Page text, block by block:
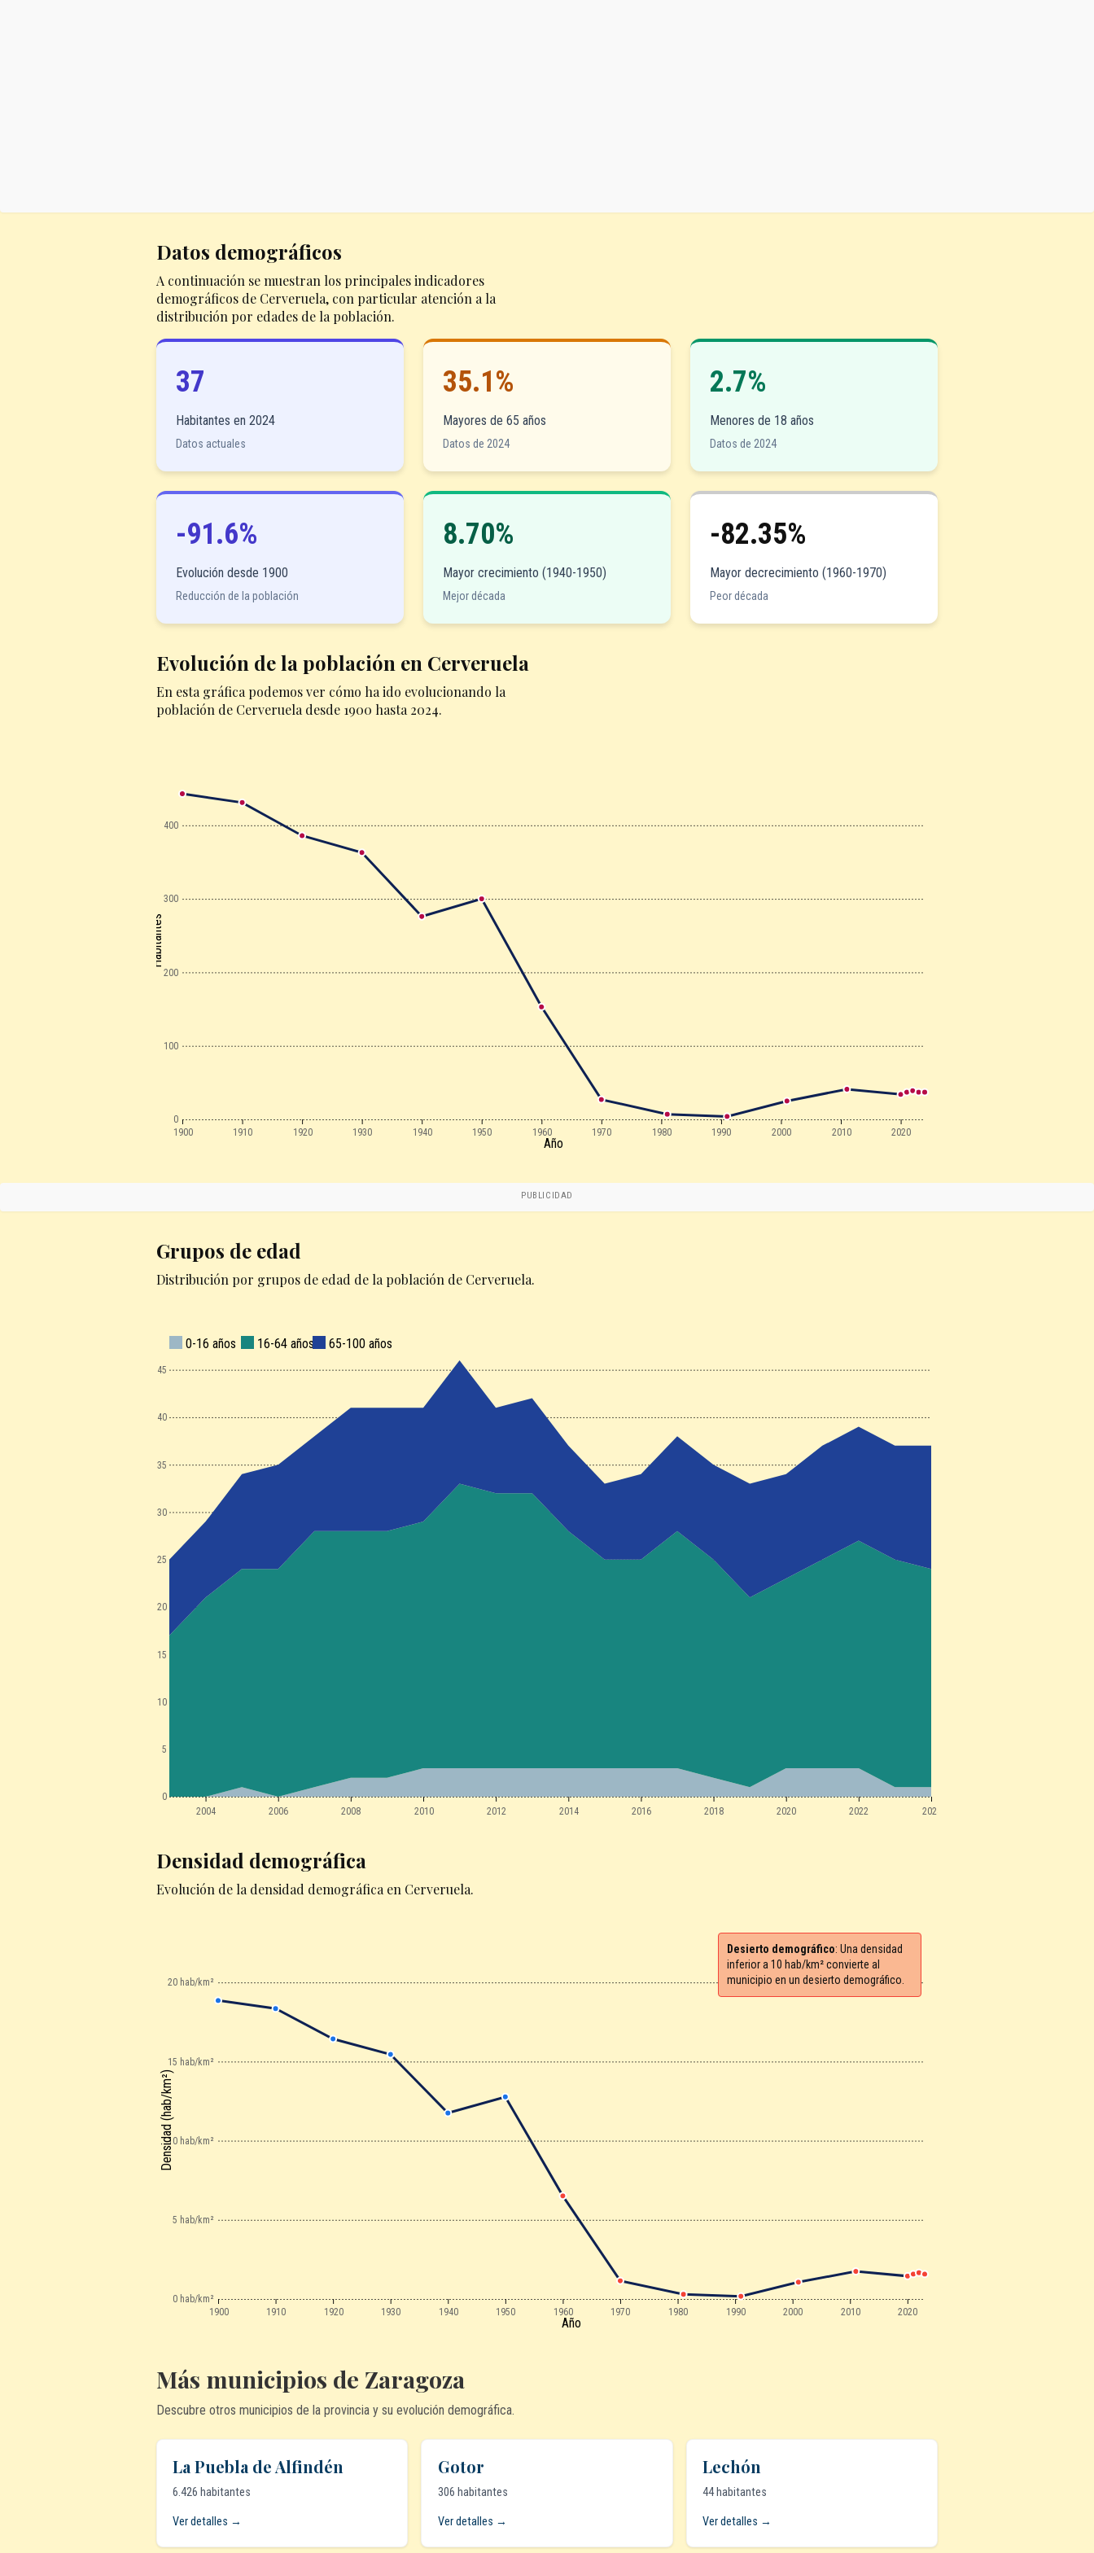
Datos demográficos
A continuación se muestran los principales indicadores
demográficos de Cerveruela, con particular atención a la
distribución por edades de la población.
37
Habitantes en 2024
Datos actuales
35.1%
Mayores de 65 años
Datos de 2024
2.7%
Menores de 18 años
Datos de 2024
-91.6%
Evolución desde 1900
Reducción de la población
8.70%
Mayor crecimiento (1940-1950)
Mejor década
-82.35%
Mayor decrecimiento (1960-1970)
Peor década
Evolución de la población en Cerveruela
En esta gráfica podemos ver cómo ha ido evolucionando la
población de Cerveruela desde 1900 hasta 2024.
1900 1910 1920 1930 1940 1950 1960 1970 1980 1990 2000 2010 2020
0
100
200
300
400
Año
Habitantes
PUBLICIDAD
Grupos de edad
Distribución por grupos de edad de la población de Cerveruela.
2004 2006 2008 2010 2012 2014 2016 2018 2020 2022 2024
0
5
10
15
20
25
30
35
40
45
0-16 años 16-64 años 65-100 años
Densidad demográfica
Evolución de la densidad demográfica en Cerveruela.
1900 1910 1920 1930 1940 1950 1960 1970 1980 1990 2000 2010 2020
0 hab/km²
5 hab/km²
10 hab/km²
15 hab/km²
20 hab/km²
Año
Densidad (hab/km²)
Desierto demográfico: Una densidad
inferior a 10 hab/km² convierte al
municipio en un desierto demográfico.
Más municipios de Zaragoza
Descubre otros municipios de la provincia y su evolución demográfica.
La Puebla de Alfindén
6.426 habitantes
Ver detalles →
Gotor
306 habitantes
Ver detalles →
Lechón
44 habitantes
Ver detalles →